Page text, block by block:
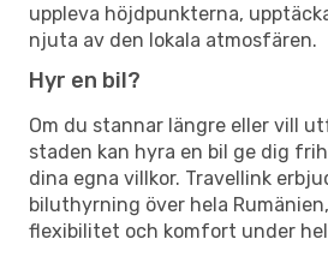
uppleva höjdpunkterna,
njuta av den lokala atmosfären.
Hyr en bil?
Om du stannar längre eller vill
staden kan hyra en bil ge dig
dina egna villkor. Travellink
biluthyrning över hela
flexibilitet och komfort under